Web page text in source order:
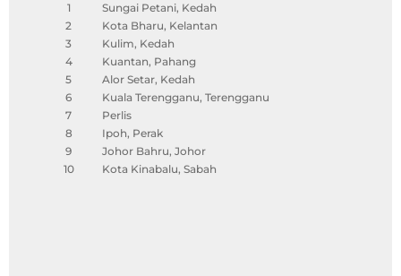
1
Sungai Petani, Kedah
2
Kota Bharu, Kelantan
3
Kulim, Kedah
4
Kuantan, Pahang
5
Alor Setar, Kedah
6
Kuala Terengganu, Terengganu
7
Perlis
8
Ipoh, Perak
9
Johor Bahru, Johor
10
Kota Kinabalu, Sabah